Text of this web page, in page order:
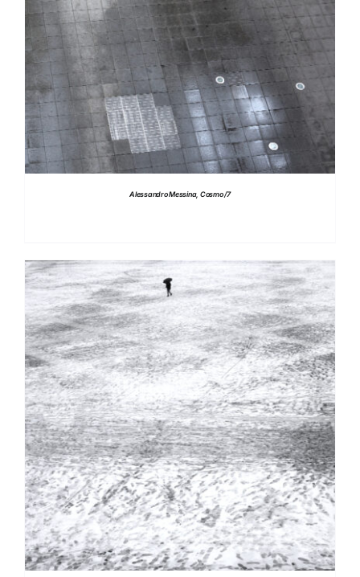
DETTAGLI
Alessandro Messina, Cosmo /7
DETTAGLI